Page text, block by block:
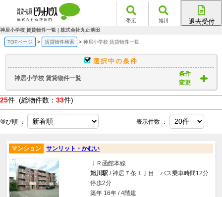
帯広 旭川 退去受付
神居小学校 賃貸物件一覧 | 株式会社丸正池田
TOPページ 賃貸物件検索 神居小学校 賃貸物件一覧
選択中の条件
神居小学校 賃貸物件一覧
条件
変更
25件 (総物件数： 33件)
並び順 ： 表示件数 ：
マンション サンリット・かむい
ＪＲ函館本線
旭川駅/ 神居７条１丁目 バス乗車時間12分
停歩2分
築年 16年 / 4階建